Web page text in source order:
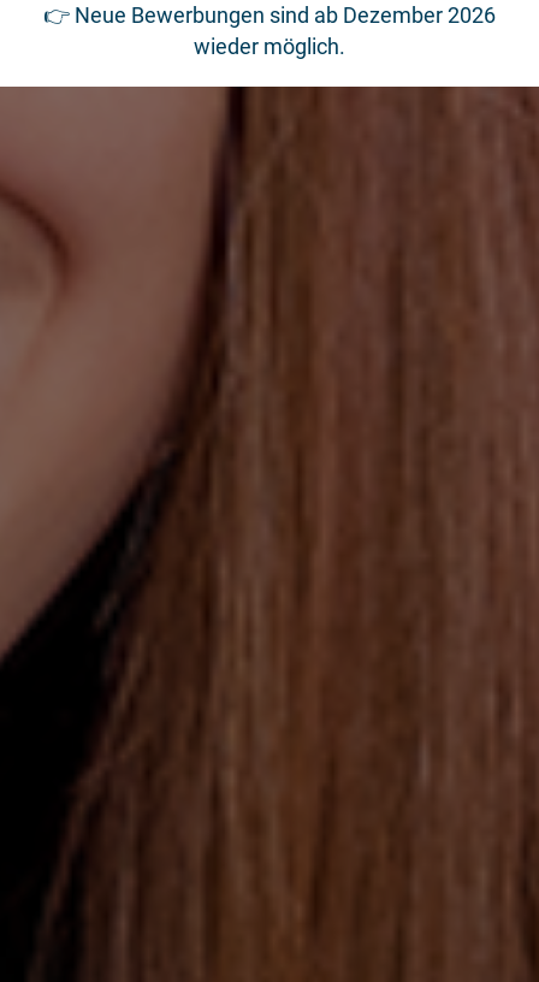
👉 Neue Bewerbungen sind ab Dezember 2026
wieder möglich.